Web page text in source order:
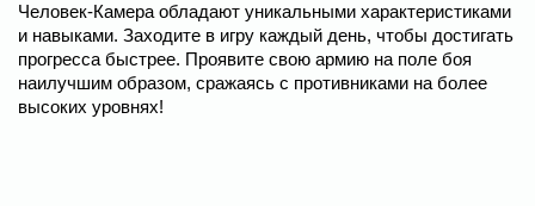
Человек-Камера обладают уникальными характеристиками
и навыками. Заходите в игру каждый день, чтобы достигать
прогресса быстрее. Проявите свою армию на поле боя
наилучшим образом, сражаясь с противниками на более
высоких уровнях!